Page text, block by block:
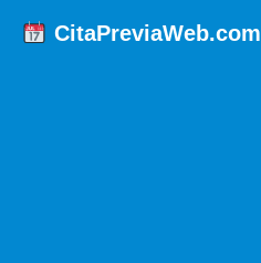
CitaPreviaWeb.com